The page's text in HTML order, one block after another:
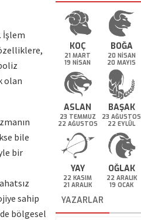
İşlem
olan
bile
bir
sahip
bölgesel
KOÇ
21 MART
19 NİSAN
BOĞA
20 NİSAN
20 MAYIS
ASLAN
23 TEMMUZ
22 AĞUSTOS
BAŞAK
23 AĞUSTOS
22 EYLÜL
YAY
22 KASIM
21 ARALIK
OĞLAK
22 ARALIK
19 OCAK
YAZARLAR